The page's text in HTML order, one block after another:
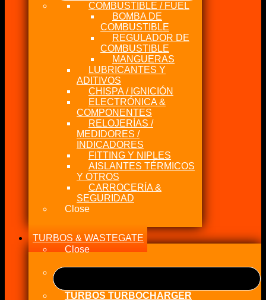
COMBUSTIBLE / FUEL
BOMBA DE
COMBUSTIBLE
REGULADOR DE
COMBUSTIBLE
MANGUERAS
LUBRICANTES Y
ADITIVOS
CHISPA / IGNICIÓN
ELECTRÓNICA &
COMPONENTES
RELOJERÍAS /
MEDIDORES /
INDICADORES
FITTING Y NIPLES
AISLANTES TÉRMICOS
Y OTROS
CARROCERÍA &
SEGURIDAD
Close
TURBOS & WASTEGATE
Close
TURBOS TURBOCHARGER